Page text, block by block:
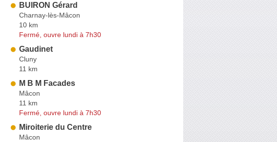
BUIRON Gérard
Charnay-lès-Mâcon
10 km
Fermé, ouvre lundi à 7h30
Gaudinet
Cluny
11 km
M B M Facades
Mâcon
11 km
Fermé, ouvre lundi à 7h30
Miroiterie du Centre
Mâcon